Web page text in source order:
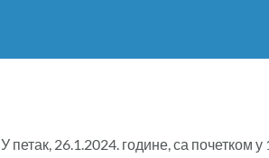
У петак, 26.1.2024. године, са